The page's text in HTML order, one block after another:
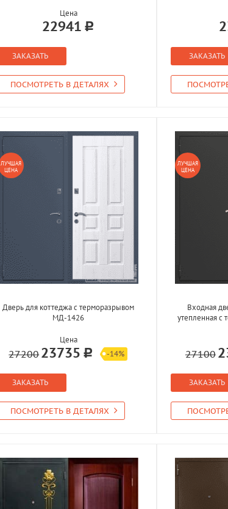
Цена
22941
ЗАКАЗАТЬ
ПОСМОТРЕТЬ В ДЕТАЛЯХ
ЗАКАЗАТЬ
ЛУЧШАЯ
ЦЕНА
Дверь для коттеджа с терморазрывом
МД-1426
Цена
27200 23735 -14%
ЗАКАЗАТЬ
ПОСМОТРЕТЬ В ДЕТАЛЯХ
ЛУЧШАЯ
ЦЕНА
Входная
утепленная
27100
ЗАКАЗАТЬ